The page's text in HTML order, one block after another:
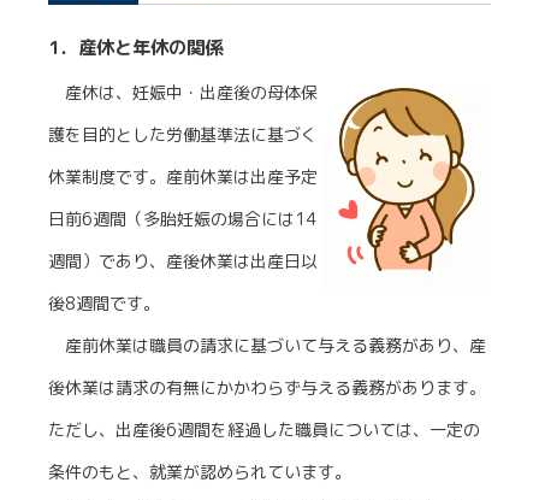
1．産休と年休の関係
産休は、妊娠中・出産後の母体保
護を目的とした労働基準法に基づく
休業制度です。産前休業は出産予定
日前6週間（多胎妊娠の場合には14
週間）であり、産後休業は出産日以
後8週間です。
産前休業は職員の請求に基づいて与える義務があり、産
後休業は請求の有無にかかわらず与える義務があります。
ただし、出産後6週間を経過した職員については、一定の
条件のもと、就業が認められています。